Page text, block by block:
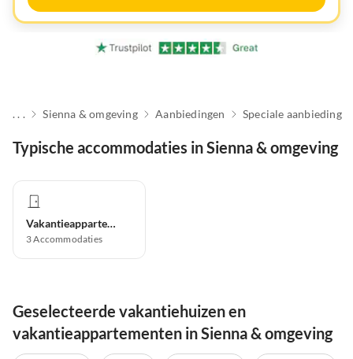
. . . Sienna & omgeving Aanbiedingen Speciale aanbieding
Typische accommodaties in Sienna & omgeving
Vakantieappartement
3Accommodaties
Geselecteerde vakantiehuizen en
vakantieappartementen in Sienna & omgeving